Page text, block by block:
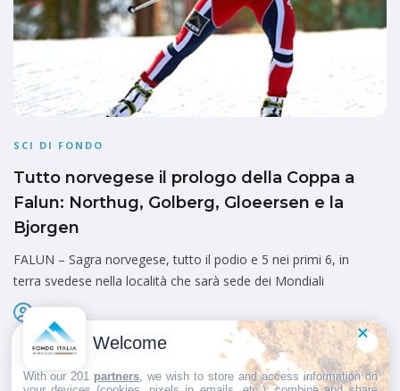
SCI DI FONDO
Tutto norvegese il prologo della Coppa a
Falun: Northug, Golberg, Gloeersen e la
Bjorgen
FALUN – Sagra norvegese, tutto il podio e 5 nei primi 6, in
terra svedese nella località che sarà sede dei Mondiali
Admin
Pubblicato il
Welcome
With our 201 partners , we wish to store and access information on